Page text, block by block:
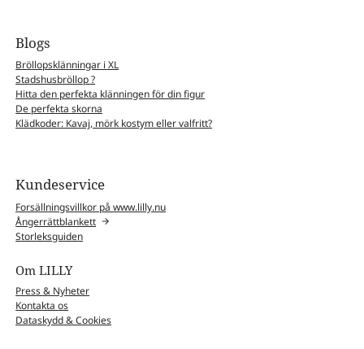
Blogs
Bröllopsklänningar i XL
Stadshusbröllop ?
Hitta den perfekta klänningen för din figur
De perfekta skorna
Klädkoder: Kavaj, mörk kostym eller valfritt?
Kundeservice
Forsällningsvillkor på www.lilly.nu
Ångerrättblankett
Storleksguiden
Om LILLY
Press & Nyheter
Kontakta os
Dataskydd & Cookies